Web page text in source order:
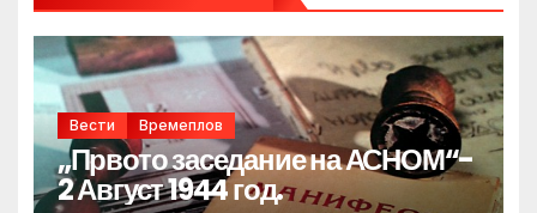
Вести Времеплов
„Првото заседание на АСНОМ“-
2 Август 1944 год.